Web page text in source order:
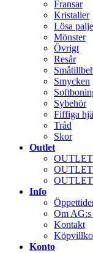
Fransar
Kristaller
Lösa
Mönster
Övrigt
Resår
Smycken
Sybehör
Fiffiga
Tråd
Skor
Outlet
OUTLET
OUTLET
Info
Om
Kontakt
Konto